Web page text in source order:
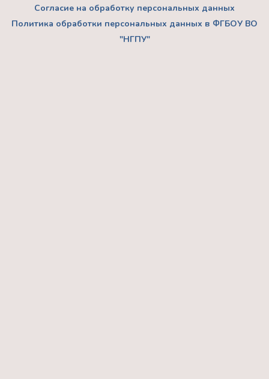
Согласие на обработку персональных данных
Политика обработки персональных данных в ФГБОУ ВО
"НГПУ"